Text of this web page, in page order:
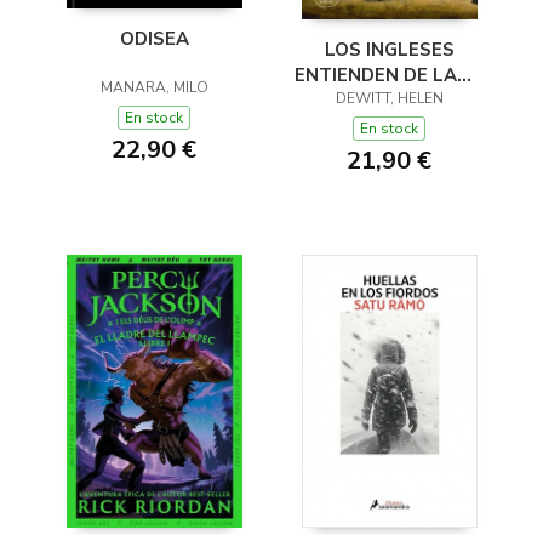
ODISEA
MANARA, MILO
En stock
22,90 €
LOS INGLESES
ENTIENDEN DE LANA
(Y OTROS TRUCOS)
DEWITT, HELEN
En stock
21,90 €